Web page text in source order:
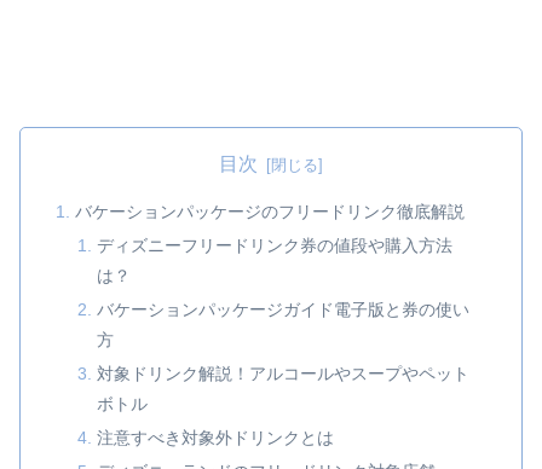
目次
バケーションパッケージのフリードリンク徹底解説
ディズニーフリードリンク券の値段や購入方法
は？
バケーションパッケージガイド電子版と券の使い
方
対象ドリンク解説！アルコールやスープやペット
ボトル
注意すべき対象外ドリンクとは